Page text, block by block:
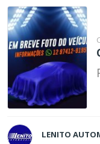
LENITO